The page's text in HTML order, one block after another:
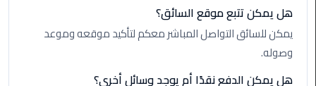
ليموزين
مطار
العاصمة
الادارية
هل يمكن تتبع موقع السائق؟
يمكن للسائق التواصل المباشر معكم لتأكيد موقعه وموعد
وصوله.
هل يمكن الدفع نقدًا أم يوجد وسائل أخرى؟